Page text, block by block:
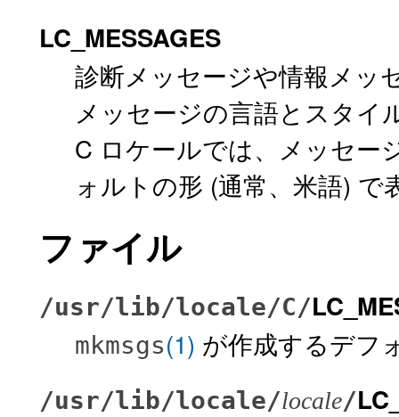
LC_MESSAGES
診断メッセージや情報メッ
メッセージの言語とスタイ
C ロケールでは、メッセー
ォルトの形 (通常、米語) で
ファイル
/usr/lib/locale/C/
mkmsgs(1) が作成するデフ
/usr/lib/locale/locale/